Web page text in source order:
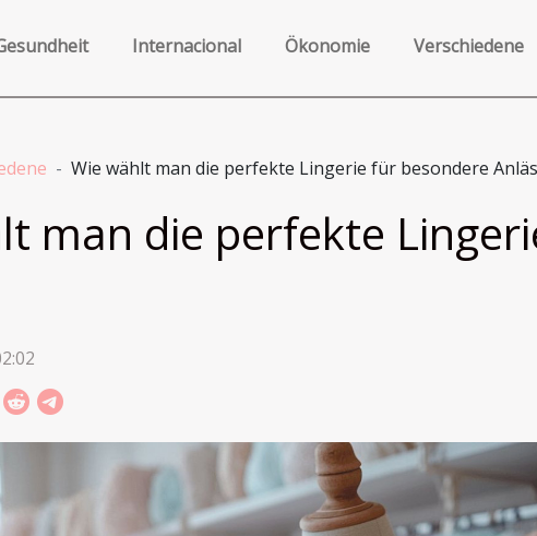
Internacional Ökonomie Verschiedene
Wie wählt man die perfekte Lingerie für besondere
man die perfekte